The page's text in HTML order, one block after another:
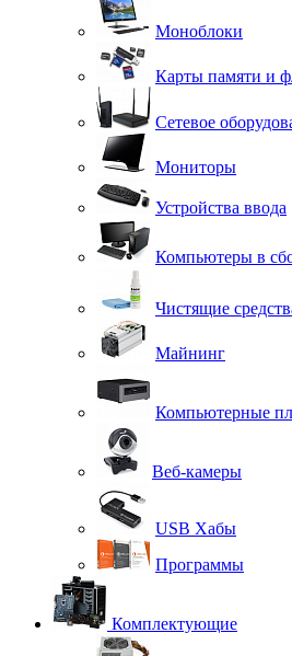
Моноблоки
Карты памяти и
Сетевое
Мониторы
Устройства ввода
Компьютеры в
Чистящие
Майнинг
Компьютерные
Веб-камеры
USB Хабы
Программы
Комплектующие